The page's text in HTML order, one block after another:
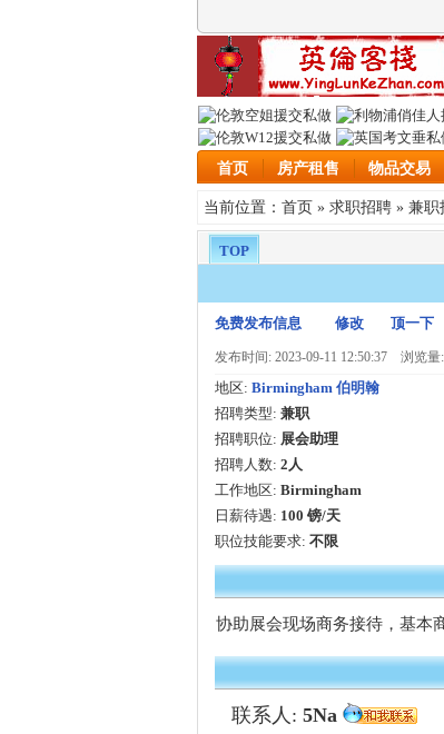
首页 房产租售 物品交易
当前位置： 首页 » 求职招聘 » 兼职
TOP
免费发布信息 修改 顶一下
发布时间: 2023-09-11 12:50:37 浏览量
地区: Birmingham 伯明翰
招聘类型: 兼职
招聘职位: 展会助理
招聘人数: 2人
工作地区: Birmingham
日薪待遇: 100 镑/天
职位技能要求: 不限
协助展会现场商务接待，基本
联系人: 5Na